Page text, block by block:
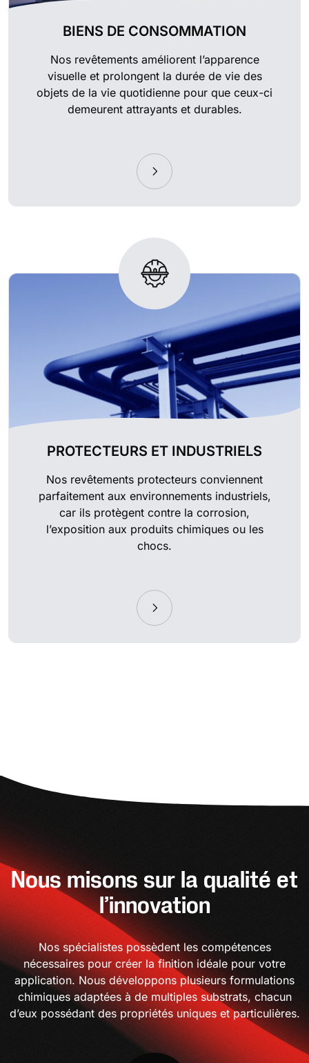
BIENS DE CONSOMMATION
Nos revêtements améliorent l’apparence
visuelle et prolongent la durée de vie des
objets de la vie quotidienne pour que ceux-ci
demeurent attrayants et durables.
PROTECTEURS ET INDUSTRIELS
Nos revêtements protecteurs conviennent
parfaitement aux environnements industriels,
car ils protègent contre la corrosion,
l’exposition aux produits chimiques ou les
chocs.
Nous misons sur la qualité et
l’innovation
Nos spécialistes possèdent les compétences
nécessaires pour créer la finition idéale pour votre
application. Nous développons plusieurs formulations
chimiques adaptées à de multiples substrats, chacun
d’eux possédant des propriétés uniques et particulières.